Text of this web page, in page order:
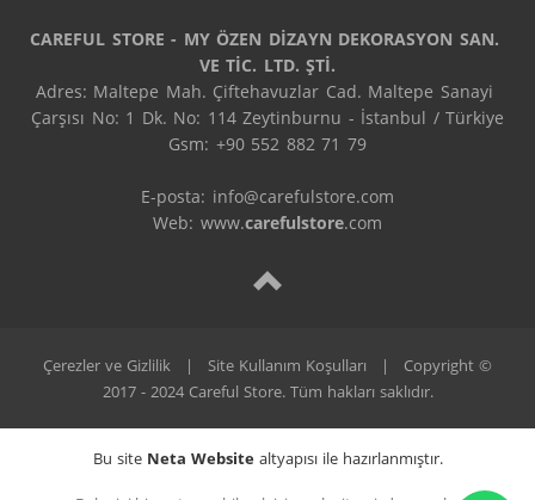
CAREFUL STORE - MY ÖZEN DİZAYN DEKORASYON SAN.
VE TİC. LTD. ŞTİ.
Adres: Maltepe Mah. Çiftehavuzlar Cad. Maltepe Sanayi
Çarşısı No: 1 Dk. No: 114 Zeytinburnu - İstanbul / Türkiye
Gsm: +90 552 882 71 79
E-posta: info@carefulstore.com
Web: www.carefulstore.com
Çerezler ve Gizlilik | Site Kullanım Koşulları |
Copyright ©
2017 - 2024 Careful Store. Tüm hakları saklıdır.
Bu site Neta Websitealtyapısı ile hazırlanmıştır.